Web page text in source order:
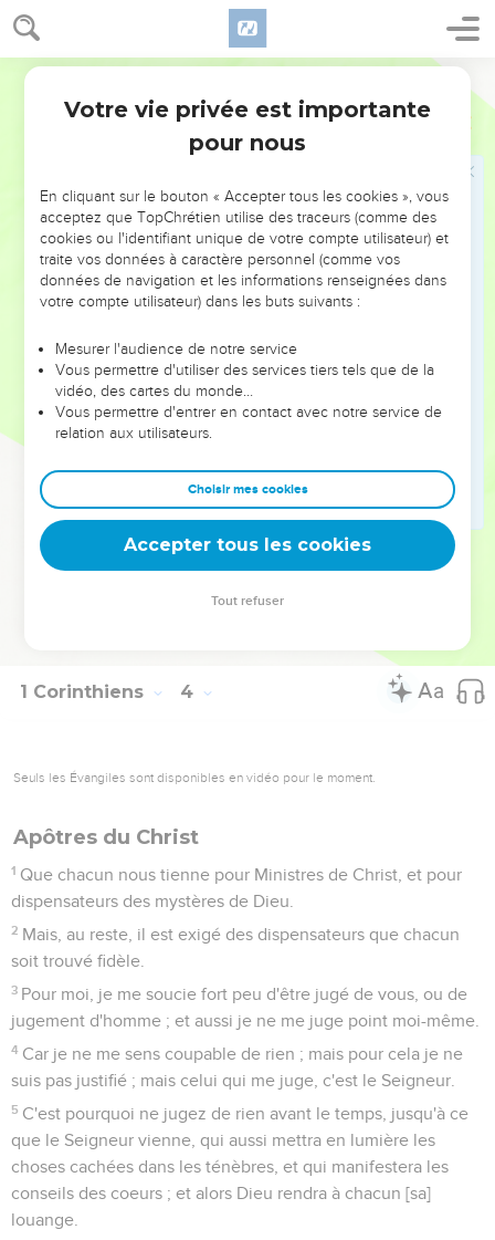
1 Corinthiens 3
éprouvera quelle sera l'oeuvre de chacun.
Si l'oeuvre de quelqu'un qui aura édifié dessus, demeure,
il en recevra la récompense.
Si l'oeuvre de quelqu'un brûle, il en fera la perte ; mais
pour lui, il sera sauvé, toutefois comme par le feu.
que l’Esprit de Dieu habite en vous ?
Si quelqu'un détruit le Temple de Dieu, Dieu le détruira ;
car le Temple de Dieu est saint, et vous êtes ce [Temple].
Que personne ne s'abuse lui-même ; si quelqu'un d'entre
devenir sage.
Parce que la sagesse de ce monde est une folie devant
Dieu ; car il est écrit : il surprend les sages en leur ruse.
Et encore : le Seigneur connaît que les discours des sages
sont vains.
Que personne donc ne se glorifie dans les hommes ; car
toutes choses sont à vous ;
Soit Paul, soit Apollos, soit Céphas, soit le monde, soit la
1 Corinthiens 4
Seuls les Évangiles sont disponibles en vidéo pour le moment.
Apôtres du Christ
1 Que chacun nous tienne pour Ministres de Christ, et pour
dispensateurs des mystères de Dieu.
2 Mais, au reste, il est exigé des dispensateurs que chacun
soit trouvé fidèle.
3 Pour moi, je me soucie fort peu d'être jugé de vous, ou de
jugement d'homme ; et aussi je ne me juge point moi-même.
4 Car je ne me sens coupable de rien ; mais pour cela je ne
suis pas justifié ; mais celui qui me juge, c'est le Seigneur.
5 C'est pourquoi ne jugez de rien avant le temps, jusqu'à ce
que le Seigneur vienne, qui aussi mettra en lumière les
choses cachées dans les ténèbres, et qui manifestera les
conseils des coeurs ; et alors Dieu rendra à chacun [sa]
louange.
Votre vie privée est importante
pour nous
En cliquant sur le bouton « Accepter tous les cookies », vous
acceptez que TopChrétien utilise des traceurs (comme des
cookies ou l'identifiant unique de votre compte utilisateur) et
traite vos données à caractère personnel (comme vos
données de navigation et les informations renseignées dans
votre compte utilisateur) dans les buts suivants :
Mesurer l'audience de notre service
Vous permettre d'utiliser des services tiers tels que de la
vidéo, des cartes du monde…
Vous permettre d'entrer en contact avec notre service de
relation aux utilisateurs.
Choisir mes cookies
Accepter tous les cookies
Tout refuser